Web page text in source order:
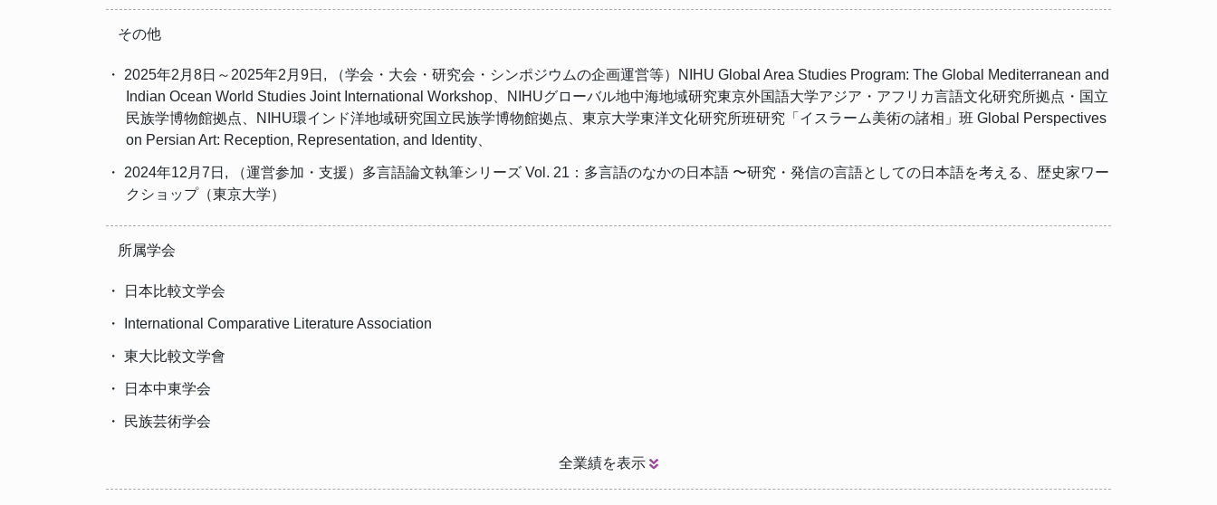
その他
・ 2025年2月8日～2025年2月9日, （学会・大会・研究会・シンポジウムの企画運営等）NIHU Global Area Studies Program: The Global Mediterranean and
Indian Ocean World Studies Joint International Workshop、NIHUグローバル地中海地域研究東京外国語大学アジア・アフリカ言語文化研究所拠点・国立
民族学博物館拠点、NIHU環インド洋地域研究国立民族学博物館拠点、東京大学東洋文化研究所班研究「イスラーム美術の諸相」班 Global Perspectives
on Persian Art: Reception, Representation, and Identity、
・ 2024年12月7日, （運営参加・支援）多言語論文執筆シリーズ Vol. 21：多言語のなかの日本語 〜研究・発信の言語としての日本語を考える、歴史家ワー
クショップ（東京大学）
所属学会
・ 日本比較文学会
・ International Comparative Literature Association
・ 東大比較文学會
・ 日本中東学会
・ 民族芸術学会
全業績を表示